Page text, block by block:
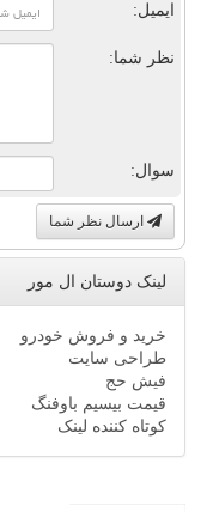
ایمیل:
نظر شما:
سوال:
ارسال نظر شما
لینک دوستان ال مور
خرید و فروش خودرو
طراحی سایت
فیش حج
قیمت بیسیم باوفنگ
کوتاه کننده لینک